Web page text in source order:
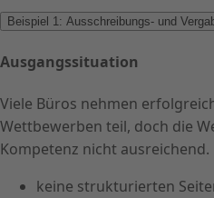
Beispiel 1: Ausschreibungs- und
Ausgangssituation
Viele Büros nehmen
Wettbewerben teil, doch die
Kompetenz nicht
keine strukturierten